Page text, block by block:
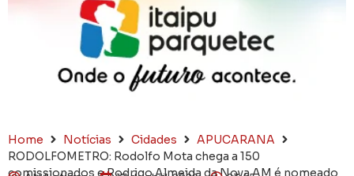
Home Notícias Cidades
APUCARANA
RODOLFOMETRO: Rodolfo Mota chega a 150
comissionados e Rodrigo Almeida da Nova AM é nomeado